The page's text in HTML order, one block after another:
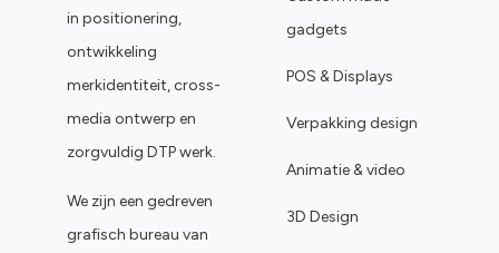
in positionering,
ontwikkeling
merkidentiteit, cross-
media ontwerp en
zorgvuldig DTP werk.
We zijn een gedreven
grafisch bureau van
gadgets
POS & Displays
Verpakking design
Animatie & video
3D Design